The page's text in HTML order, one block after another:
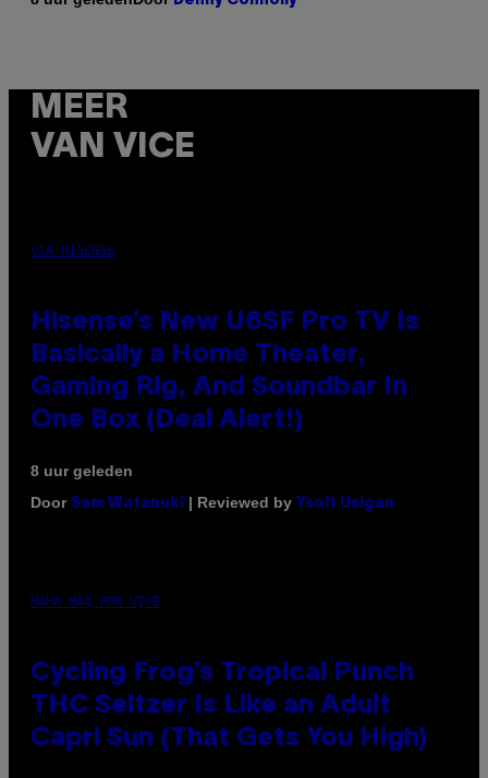
MEER
VAN VICE
VIA HISENSE
Hisense’s New U6SF Pro TV Is
Basically a Home Theater,
Gaming Rig, And Soundbar In
One Box (Deal Alert!)
8 uur geleden
Door Sam Watanuki | Reviewed by Ysolt Usigan
MAHA HAQ FOR VICE
Cycling Frog’s Tropical Punch
THC Seltzer Is Like an Adult
Capri Sun (That Gets You High)